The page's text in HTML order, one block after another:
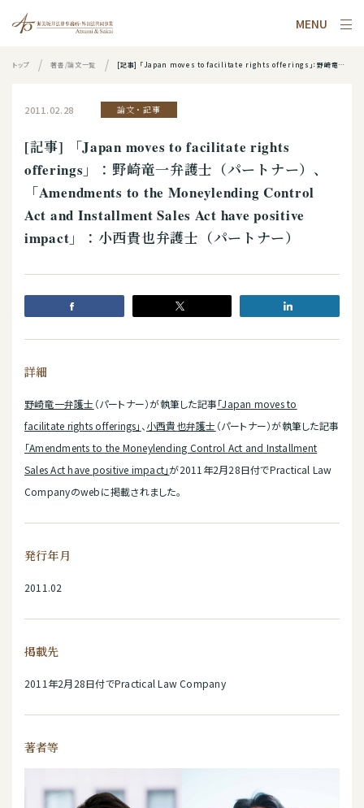
MENU
トップ 著書/論文一覧 [記事] 「Japan moves to facilitate rights offerings」：野崎竜一弁護士（パートナー）、「Amendments to the Moneylending Control Act and Installment Sales Act have positive impact」：小西貴也弁護士（パートナー）
2011.02.28 論文・記事
[記事] 「Japan moves to facilitate rights
offerings」：野崎竜一弁護士（パートナー）、
「Amendments to the Moneylending Control
Act and Installment Sales Act have positive
impact」：小西貴也弁護士（パートナー）
詳細
野崎竜一弁護士 （パートナー）が執筆した記事「Japan moves to
facilitate rights offerings」 、 小西貴也弁護士 （パートナー）が執筆した記事
「Amendments to the Moneylending Control Act and Installment
Sales Act have positive impact」が2011年2月28日付でPractical Law
Companyのwebに掲載されました。
発行年月
2011.02
掲載先
2011年2月28日付でPractical Law Company
著者等